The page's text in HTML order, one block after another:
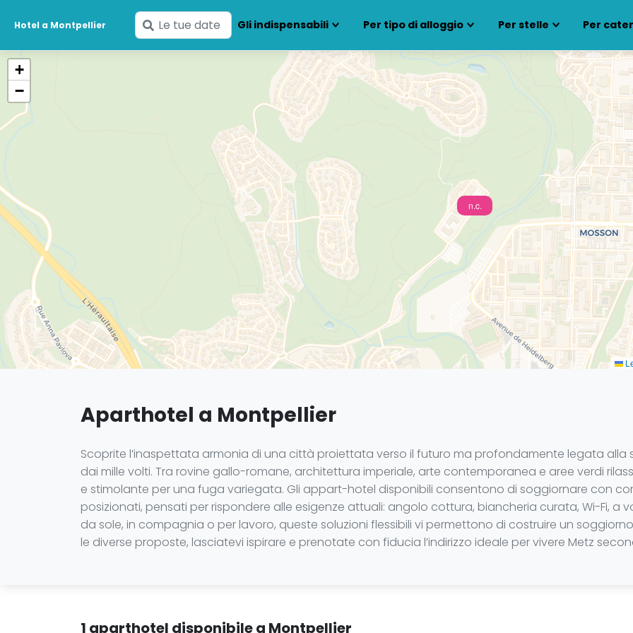
Hotel a Montpellier
Inserisci
le
Gli indispensabili Per tipo di alloggio Per stelle Per
n.c.
+
−
Aparthotel a Montpellier
Scoprite l’inaspettata armonia di una città proiettata verso il futuro ma profondamente legata alla
dai mille volti. Tra rovine gallo-romane, architettura imperiale, arte contemporanea e aree verdi
e stimolante per una fuga variegata. Gli appart-hotel disponibili consentono di soggiornare con
posizionati, pensati per rispondere alle esigenze attuali: angolo cottura, biancheria curata, Wi-Fi, a
da sole, in compagnia o per lavoro, queste soluzioni flessibili vi permettono di costruire un
le diverse proposte, lasciatevi ispirare e prenotate con fiducia l’indirizzo ideale per vivere Metz
1 aparthotel disponibile a Montpellier